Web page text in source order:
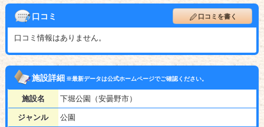
口コミ 口コミを書く
口コミ情報はありません。
施設詳細※最新データは公式ホームページでご確認ください。
施設名 下堀公園（安曇野市）
ジャンル 公園